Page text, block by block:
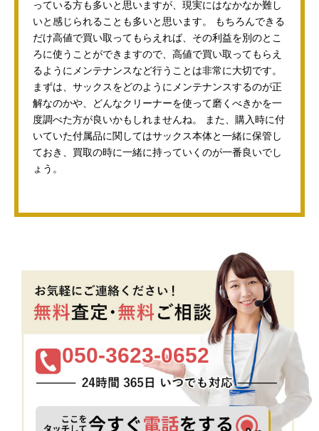
っている方も多いと思いますが、現実にはなかなか難し
いと感じられることも多いと思います。 もちろんできる
だけ高値で買い取ってもらえれば、その利益を別のとこ
ろに使うことができますので、高値で買い取ってもらえ
るようにメンテナンスなど行うことは非常に大切です。
まずは、サックスをどのようにメンテナンスするのが正
解なのかや、どんなクリーナーを使って磨くべきかを一
度調べた方が良いかもしれませんね。 また、購入時に付
いていた付属品に関してはサックス本体と一緒に保管し
ておき、買取の時に一緒に持っていくのが一番良いでし
ょう。
050-3623-0652